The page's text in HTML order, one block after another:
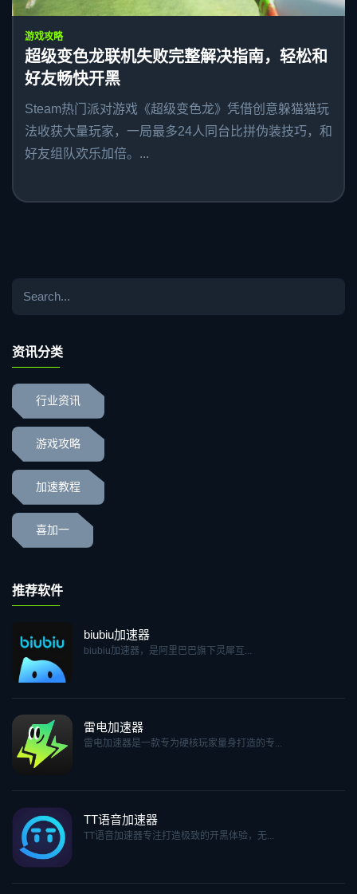
游戏攻略
超级变色龙联机失败完整解决指南，轻松和
好友畅快开黑
Steam热门派对游戏《超级变色龙》凭借创意躲猫猫玩
法收获大量玩家，一局最多24人同台比拼伪装技巧，和
好友组队欢乐加倍。...
资讯分类
行业资讯
游戏攻略
加速教程
喜加一
推荐软件
biubiu加速器
biubiu加速器，是阿里巴巴旗下灵犀互...
雷电加速器
雷电加速器是一款专为硬核玩家量身打造的专...
TT语音加速器
TT语音加速器专注打造极致的开黑体验，无...